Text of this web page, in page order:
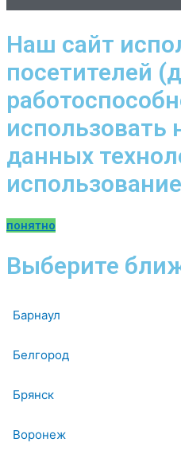
Наш сайт
посетителей
использовать
данных
понятно
Выберите
Барнаул
Белгород
Брянск
Воронеж